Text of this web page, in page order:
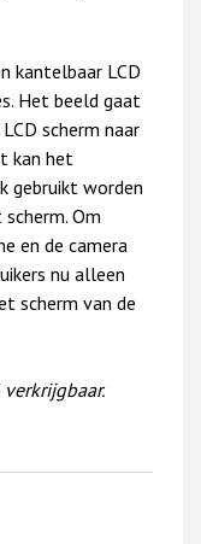
kantelbaar LCD
Het beeld gaat
scherm naar
kan het
gebruikt worden
Om
en de camera
nu alleen
scherm van de